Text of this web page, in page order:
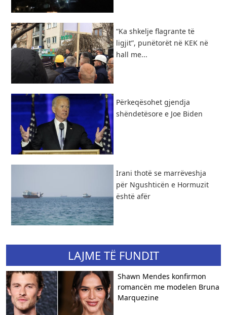
“Ka shkelje flagrante të
ligjit”, punëtorët në KEK në
hall me...
Përkeqësohet gjendja
shëndetësore e Joe Biden
Irani thotë se marrëveshja
për Ngushticën e Hormuzit
është afër
LAJME TË FUNDIT
Shawn Mendes konfirmon
romancën me modelen Bruna
Marquezine